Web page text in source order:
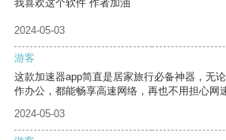
我喜欢这个软件 作者加油
2024-05-03
游客
这款加速器app简直是居家旅行必备神器，无
作办公，都能畅享高速网络，再也不用担心网
2024-05-03